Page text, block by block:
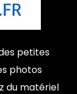
petites
photos
du matériel